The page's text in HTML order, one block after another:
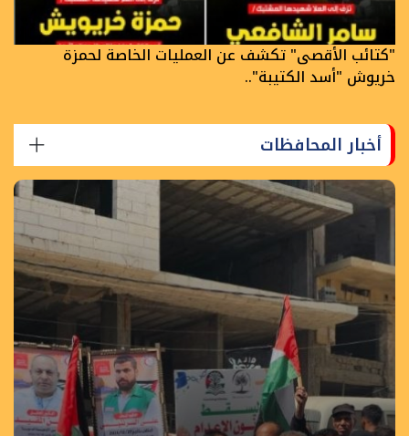
"كتائب الأقصى" تكشف عن العمليات الخاصة لحمزة
خريوش "أسد الكتيبة"..
أخبار المحافظات